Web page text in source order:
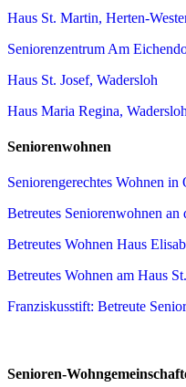
Haus St. Martin, Herten-
Seniorenzentrum Am
Haus St. Josef, Wadersloh
Haus Maria Regina,
Seniorenwohnen
Seniorengerechtes Wohnen in
Betreutes Seniorenwohnen an
Betreutes Wohnen Haus
Betreutes Wohnen am Haus
Franziskusstift: Betreute
Senioren-